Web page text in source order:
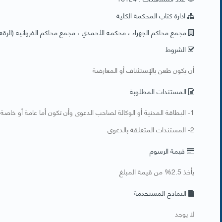
ادارة كتاب المحكمة الكلية
مجمع محاكم الجهراء ، محكمة الأحمدي ، مجمع محاكم الفروانية
الشروط
​أن يكون طعن بالإستئناف أو المعارضة
المستندات المطلوبة
​1- البطاقة المدنية أو الوكالة لصاحب الدعوى وأن تكون أما عامة أو خاصة مع رفع الدعاوي
2- المستندات المتعلقة بالدعوى
قيمة الرسوم
يأخذ 2.5% من قيمة المبلغ
النماذج المستخدمة
​لا يوجد